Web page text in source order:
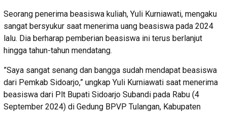
Seorang penerima beasiswa kuliah, Yuli Kurniawati, mengaku
sangat bersyukur saat menerima uang beasiswa pada 2024
lalu. Dia berharap pemberian beasiswa ini terus berlanjut
hingga tahun-tahun mendatang.
”Saya sangat senang dan bangga sudah mendapat beasiswa
dari Pemkab Sidoarjo,” ungkap Yuli Kurniawati saat menerima
beasiswa dari Plt Bupati Sidoarjo Subandi pada Rabu (4
September 2024) di Gedung BPVP Tulangan, Kabupaten